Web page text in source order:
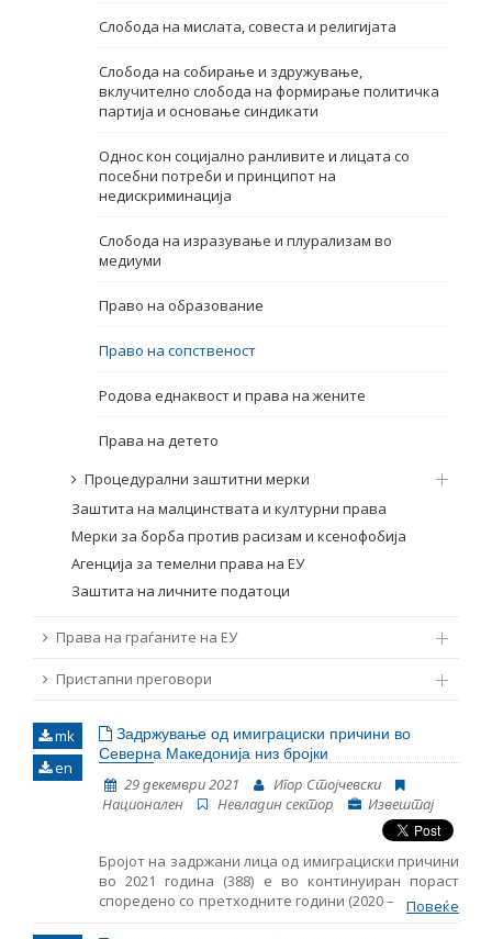
Слобода на мислата, совеста и религијата
Слобода на собирање и здружување,
вклучително слобода на формирање политичка
партија и основање синдикати
Однос кон социјално ранливите и лицата со
посебни потреби и принципот на
недискриминација
Слобода на изразување и плурализам во
медиуми
Право на образование
Право на сопственост
Родова еднаквост и права на жените
Права на детето
Процедурални заштитни мерки
Заштита на малцинствата и културни права
Мерки за борба против расизам и ксенофобија
Агенција за темелни права на ЕУ
Заштита на личните податоци
Права на граѓаните на ЕУ
Пристапни преговори
mk
en
Задржување од имиграциски причини во
Северна Македонија низ бројки
29 декември 2021
Игор Стојчевски
Национален
Невладин сектор Извештај
Бројот на задржани лица од имиграциски причини
во 2021 година (388) е во континуиран пораст
споредено со претходните години (2020 – 317, 2019
- 225). Постои мало намалување на бројот на
Повеќе